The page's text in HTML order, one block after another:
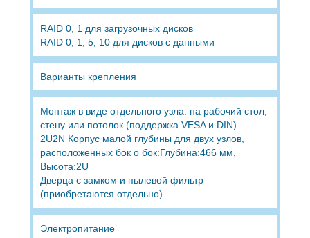
RAID 0, 1 для загрузочных дисков
RAID 0, 1, 5, 10 для дисков с данными
Варианты крепления
Монтаж в виде отдельного узла: на рабочий стол,
стену или потолок (поддержка VESA и DIN)
2U2N Корпус малой глубины для двух узлов,
расположенных бок о бок:Глубина:466 мм,
Высота:2U
Дверца с замком и пылевой фильтр
(приобретаются отдельно)
Электропитание